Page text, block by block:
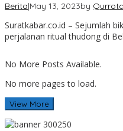
Berita|May 13, 2023by
Suratkabar.co.id – Sejumlah
perjalanan ritual thudong di
No More Posts Available.
No more pages to load.
View More